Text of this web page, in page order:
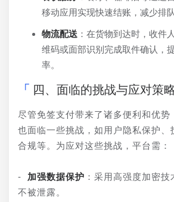
移动应用实现快速结账，减少排
物流配送 ：在货物到达时，收件
维码或面部识别完成取件确认，
率。
四、面临的挑战与应对策
尽管免签支付带来了诸多便利和优势
也面临一些挑战，如用户隐私保护、
合规等。为应对这些挑战，平台需：
- 加强数据保护 ：采用高强度加密
不被泄露。